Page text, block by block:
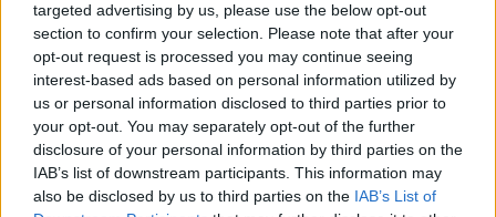
targeted advertising by us, please use the below opt-out
section to confirm your selection. Please note that after your
opt-out request is processed you may continue seeing
interest-based ads based on personal information utilized by
us or personal information disclosed to third parties prior to
your opt-out. You may separately opt-out of the further
disclosure of your personal information by third parties on the
IAB’s list of downstream participants. This information may
also be disclosed by us to third parties on the IAB’s List of
ALTRE NOTIZIE DI CERRO MAGGIORE